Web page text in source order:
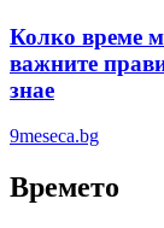
Колко време
важните
знае
9meseca.bg
Времето